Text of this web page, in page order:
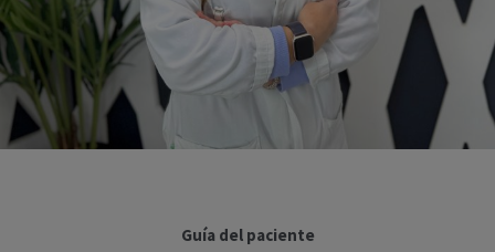
Guía del paciente